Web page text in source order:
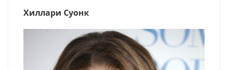
Хиллари Суонк